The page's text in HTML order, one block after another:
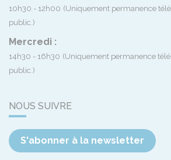
10h30 - 12h00 (Uniquement permanence
public.)
Mercredi :
14h30 - 16h30 (Uniquement permanence
public.)
NOUS SUIVRE
S'abonner à la newsletter